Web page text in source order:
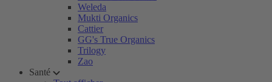
Weleda
Mukti Organics
Cattier
GG's True Organics
Trilogy
Zao
Santé